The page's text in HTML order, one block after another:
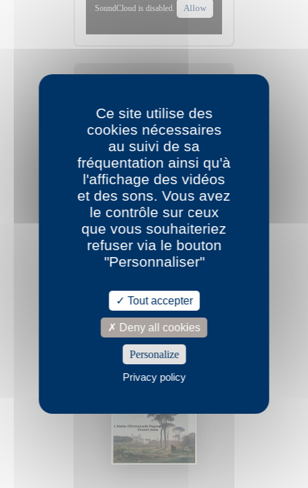
SoundCloud is disabled. Allow
Emmanuelle Pagano
lignes'' - Radio Suisse Romande -
SoundCloud is disabled. Allow
Ce site utilise des
cookies nécessaires
au suivi de sa
fréquentation ainsi qu'à
l'affichage des vidéos
et des sons. Vous avez
le contrôle sur ceux
que vous souhaiteriez
refuser via le bouton
"Personnaliser"
Tout accepter
Deny all cookies
Personalize
Privacy policy